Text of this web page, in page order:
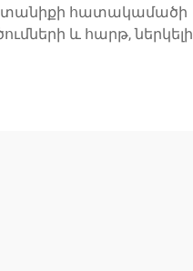
տանիքի հատակամածի
և հարթ, ներկելի